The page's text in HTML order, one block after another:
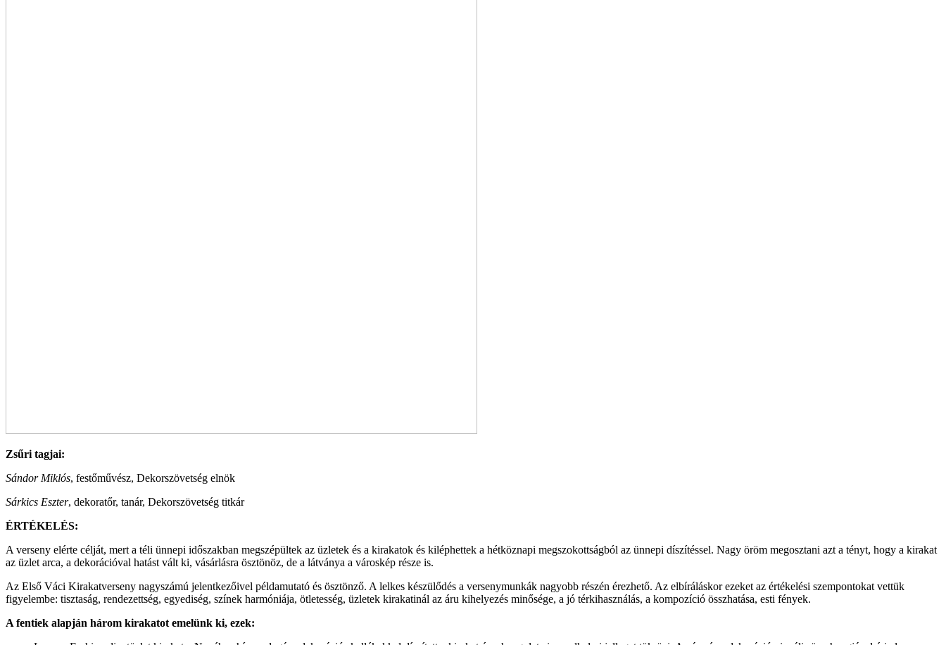
Zsűri tagjai:
Sándor Miklós, festőművész, Dekorszövetség elnök
Sárkics Eszter, dekoratőr, tanár, Dekorszövetség titkár
ÉRTÉKELÉS:
A verseny elérte célját, mert a téli ünnepi időszakban megszépültek az üzletek és a kirakatok és kiléphettek a hétköznapi megszokottságból az ünnepi díszítéssel. Nagy öröm megosztani azt a tényt, hogy a kirakat
az üzlet arca, a dekorációval hatást vált ki, vásárlásra ösztönöz, de a látványa a városkép része is.
Az Első Váci Kirakatverseny nagyszámú jelentkezőivel példamutató és ösztönző. A lelkes készülődés a versenymunkák nagyobb részén érezhető. Az elbíráláskor ezeket az értékelési szempontokat vettük
figyelembe: tisztaság, rendezettség, egyediség, színek harmóniája, ötletesség, üzletek kirakatinál az áru kihelyezés minősége, a jó térkihasználás, a kompozíció összhatása, esti fények.
A fentiek alapján három kirakatot emelünk ki, ezek: